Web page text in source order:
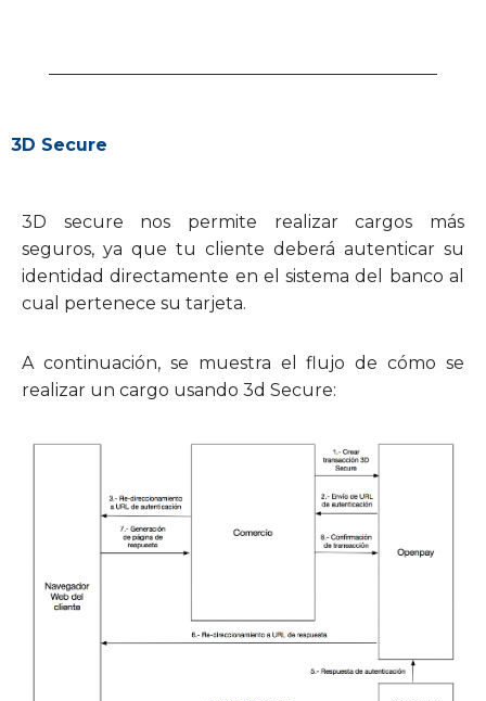
3D Secure
3D secure nos permite realizar cargos más
seguros, ya que tu cliente deberá autenticar su
identidad directamente en el sistema del banco al
cual pertenece su tarjeta.
A continuación, se muestra el flujo de cómo se
realizar un cargo usando 3d Secure: